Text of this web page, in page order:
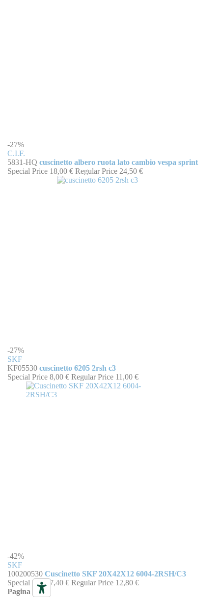
-27%
C.I.F.
5831-HQ cuscinetto albero ruota lato cambio vespa sprint
Special Price 18,00 € Regular Price 24,50 €
-27%
SKF
KF05530 cuscinetto 6205 2rsh c3
Special Price 8,00 € Regular Price 11,00 €
-42%
SKF
100200530 Cuscinetto SKF 20X42X12 6004-2RSH/C3
Special Price 7,40 € Regular Price 12,80 €
Pagina